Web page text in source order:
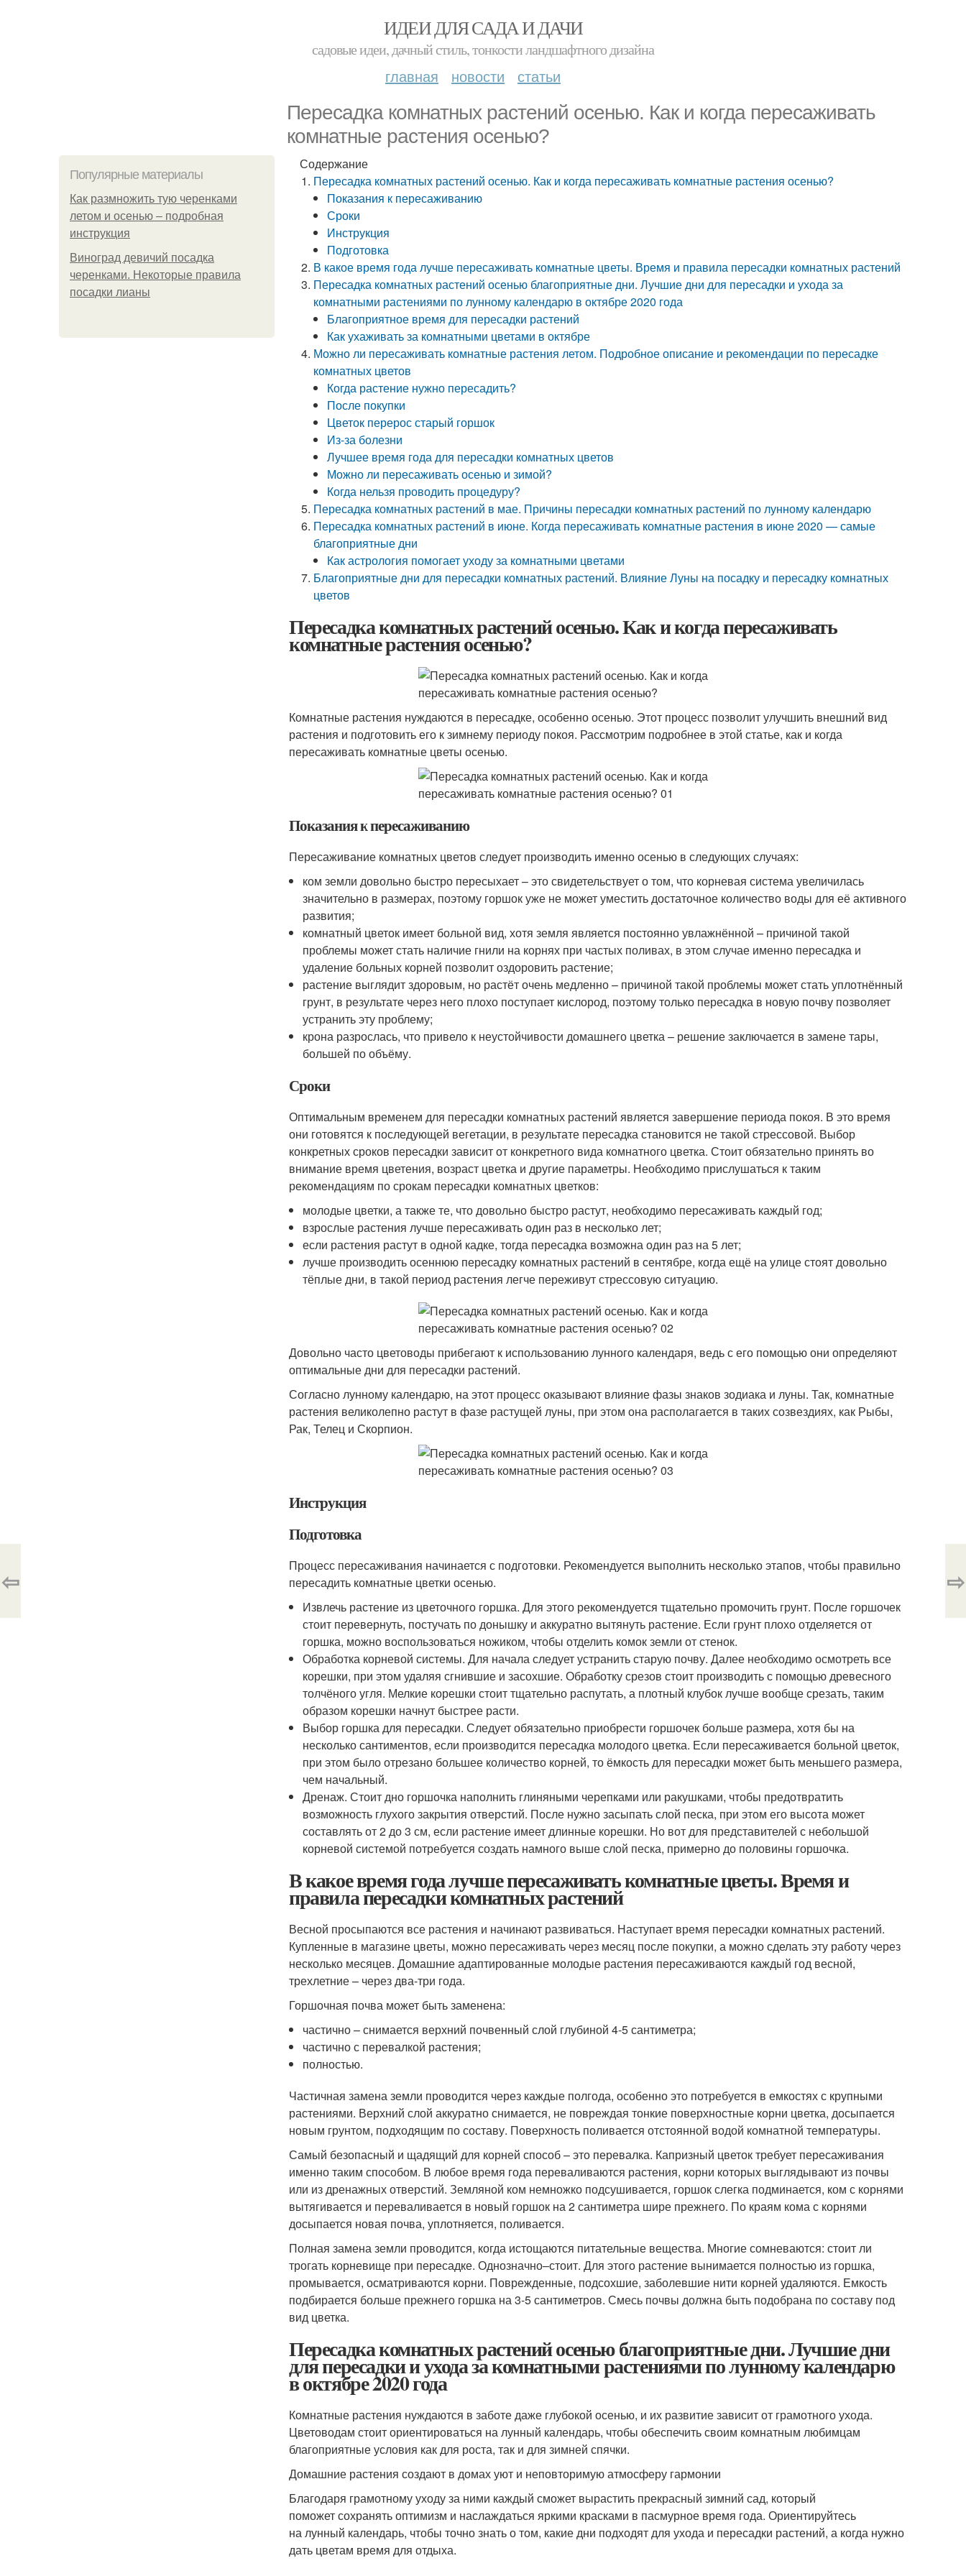
ИДЕИ ДЛЯ САДА И ДАЧИ
садовые идеи, дачный стиль, тонкости ландшафтного дизайна
главная новости статьи
Пересадка комнатных растений осенью. Как и когда пересаживать
комнатные растения осенью?
Популярные материалы
Как размножить тую черенками
летом и осенью – подробная
инструкция
Виноград девичий посадка
черенками. Некоторые правила
посадки лианы
Содержание
Пересадка комнатных растений осенью. Как и когда пересаживать комнатные растения осенью?
Показания к пересаживанию
Сроки
Инструкция
Подготовка
В какое время года лучше пересаживать комнатные цветы. Время и правила пересадки комнатных растений
Пересадка комнатных растений осенью благоприятные дни. Лучшие дни для пересадки и ухода за
комнатными растениями по лунному календарю в октябре 2020 года
Благоприятное время для пересадки растений
Как ухаживать за комнатными цветами в октябре
Можно ли пересаживать комнатные растения летом. Подробное описание и рекомендации по пересадке
комнатных цветов
Когда растение нужно пересадить?
После покупки
Цветок перерос старый горшок
Из-за болезни
Лучшее время года для пересадки комнатных цветов
Можно ли пересаживать осенью и зимой?
Когда нельзя проводить процедуру?
Пересадка комнатных растений в мае. Причины пересадки комнатных растений по лунному календарю
Пересадка комнатных растений в июне. Когда пересаживать комнатные растения в июне 2020 — самые
благоприятные дни
Как астрология помогает уходу за комнатными цветами
Благоприятные дни для пересадки комнатных растений. Влияние Луны на посадку и пересадку комнатных
цветов
Пересадка комнатных растений осенью. Как и когда пересаживать
комнатные растения осенью?
Комнатные растения нуждаются в пересадке, особенно осенью. Этот процесс позволит улучшить внешний вид
растения и подготовить его к зимнему периоду покоя. Рассмотрим подробнее в этой статье, как и когда
пересаживать комнатные цветы осенью.
Показания к пересаживанию
Пересаживание комнатных цветов следует производить именно осенью в следующих случаях:
ком земли довольно быстро пересыхает – это свидетельствует о том, что корневая система увеличилась
значительно в размерах, поэтому горшок уже не может уместить достаточное количество воды для её активного
развития;
комнатный цветок имеет больной вид, хотя земля является постоянно увлажнённой – причиной такой
проблемы может стать наличие гнили на корнях при частых поливах, в этом случае именно пересадка и
удаление больных корней позволит оздоровить растение;
растение выглядит здоровым, но растёт очень медленно – причиной такой проблемы может стать уплотнённый
грунт, в результате через него плохо поступает кислород, поэтому только пересадка в новую почву позволяет
устранить эту проблему;
крона разрослась, что привело к неустойчивости домашнего цветка – решение заключается в замене тары,
большей по объёму.
Сроки
Оптимальным временем для пересадки комнатных растений является завершение периода покоя. В это время
они готовятся к последующей вегетации, в результате пересадка становится не такой стрессовой. Выбор
конкретных сроков пересадки зависит от конкретного вида комнатного цветка. Стоит обязательно принять во
внимание время цветения, возраст цветка и другие параметры. Необходимо прислушаться к таким
рекомендациям по срокам пересадки комнатных цветков:
молодые цветки, а также те, что довольно быстро растут, необходимо пересаживать каждый год;
взрослые растения лучше пересаживать один раз в несколько лет;
если растения растут в одной кадке, тогда пересадка возможна один раз на 5 лет;
лучше производить осеннюю пересадку комнатных растений в сентябре, когда ещё на улице стоят довольно
тёплые дни, в такой период растения легче переживут стрессовую ситуацию.
Довольно часто цветоводы прибегают к использованию лунного календаря, ведь с его помощью они определяют
оптимальные дни для пересадки растений.
Согласно лунному календарю, на этот процесс оказывают влияние фазы знаков зодиака и луны. Так, комнатные
растения великолепно растут в фазе растущей луны, при этом она располагается в таких созвездиях, как Рыбы,
Рак, Телец и Скорпион.
Инструкция
Подготовка
Процесс пересаживания начинается с подготовки. Рекомендуется выполнить несколько этапов, чтобы правильно
пересадить комнатные цветки осенью.
Извлечь растение из цветочного горшка. Для этого рекомендуется тщательно промочить грунт. После горшочек
стоит перевернуть, постучать по донышку и аккуратно вытянуть растение. Если грунт плохо отделяется от
горшка, можно воспользоваться ножиком, чтобы отделить комок земли от стенок.
Обработка корневой системы. Для начала следует устранить старую почву. Далее необходимо осмотреть все
корешки, при этом удаляя сгнившие и засохшие. Обработку срезов стоит производить с помощью древесного
толчёного угля. Мелкие корешки стоит тщательно распутать, а плотный клубок лучше вообще срезать, таким
образом корешки начнут быстрее расти.
Выбор горшка для пересадки. Следует обязательно приобрести горшочек больше размера, хотя бы на
несколько сантиментов, если производится пересадка молодого цветка. Если пересаживается больной цветок,
при этом было отрезано большее количество корней, то ёмкость для пересадки может быть меньшего размера,
чем начальный.
Дренаж. Стоит дно горшочка наполнить глиняными черепками или ракушками, чтобы предотвратить
возможность глухого закрытия отверстий. После нужно засыпать слой песка, при этом его высота может
составлять от 2 до 3 см, если растение имеет длинные корешки. Но вот для представителей с небольшой
корневой системой потребуется создать намного выше слой песка, примерно до половины горшочка.
В какое время года лучше пересаживать комнатные цветы. Время и
правила пересадки комнатных растений
Весной просыпаются все растения и начинают развиваться. Наступает время пересадки комнатных растений.
Купленные в магазине цветы, можно пересаживать через месяц после покупки, а можно сделать эту работу через
несколько месяцев. Домашние адаптированные молодые растения пересаживаются каждый год весной,
трехлетние – через два-три года.
Горшочная почва может быть заменена:
частично – снимается верхний почвенный слой глубиной 4-5 сантиметра;
частично с перевалкой растения;
полностью.
Частичная замена земли проводится через каждые полгода, особенно это потребуется в емкостях с крупными
растениями. Верхний слой аккуратно снимается, не повреждая тонкие поверхностные корни цветка, досыпается
новым грунтом, подходящим по составу. Поверхность поливается отстоянной водой комнатной температуры.
Самый безопасный и щадящий для корней способ – это перевалка. Капризный цветок требует пересаживания
именно таким способом. В любое время года переваливаются растения, корни которых выглядывают из почвы
или из дренажных отверстий. Земляной ком немножко подсушивается, горшок слегка подминается, ком с корнями
вытягивается и переваливается в новый горшок на 2 сантиметра шире прежнего. По краям кома с корнями
досыпается новая почва, уплотняется, поливается.
Полная замена земли проводится, когда истощаются питательные вещества. Многие сомневаются: стоит ли
трогать корневище при пересадке. Однозначно–стоит. Для этого растение вынимается полностью из горшка,
промывается, осматриваются корни. Поврежденные, подсохшие, заболевшие нити корней удаляются. Емкость
подбирается больше прежнего горшка на 3-5 сантиметров. Смесь почвы должна быть подобрана по составу под
вид цветка.
Пересадка комнатных растений осенью благоприятные дни. Лучшие дни
для пересадки и ухода за комнатными растениями по лунному календарю
в октябре 2020 года
Комнатные растения нуждаются в заботе даже глубокой осенью, и их развитие зависит от грамотного ухода.
Цветоводам стоит ориентироваться на лунный календарь, чтобы обеспечить своим комнатным любимцам
благоприятные условия как для роста, так и для зимней спячки.
Домашние растения создают в домах уют и неповторимую атмосферу гармонии
Благодаря грамотному уходу за ними каждый сможет вырастить прекрасный зимний сад, который
поможет сохранять оптимизм и наслаждаться яркими красками в пасмурное время года. Ориентируйтесь
на лунный календарь, чтобы точно знать о том, какие дни подходят для ухода и пересадки растений, а когда нужно
дать цветам время для отдыха.
⇦ ⇨